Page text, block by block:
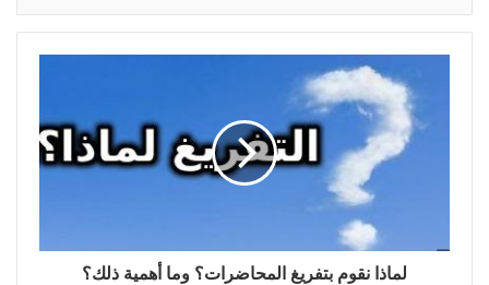
لماذا نقوم بتفريغ المحاضرات؟ وما أهمية ذلك؟